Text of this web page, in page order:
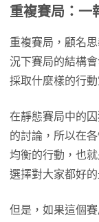
重複賽局：一
重複賽局，顧名
況下賽局的結構
採取什麼樣的行動
在靜態賽局中的
的討論，所以在
均衡的行動，也
選擇對大家都好
但是，如果這個